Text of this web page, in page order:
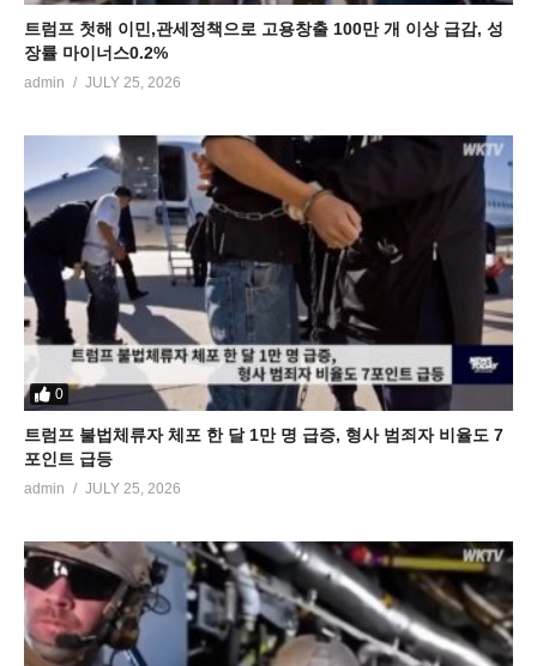
트럼프 첫해 이민,관세정책으로 고용창출 100만 개 이상 급감, 성
장률 마이너스0.2%
admin JULY 25, 2026
0
트럼프 불법체류자 체포 한 달 1만 명 급증, 형사 범죄자 비율도 7
포인트 급등
admin JULY 25, 2026